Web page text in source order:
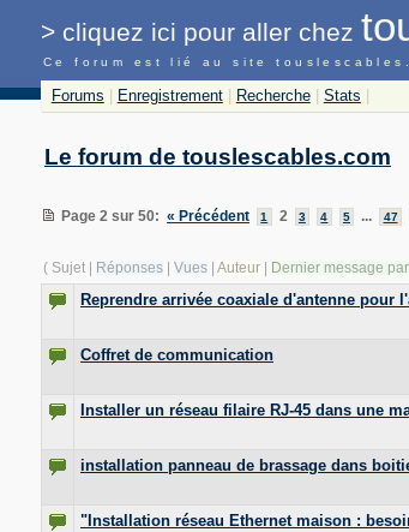
> cliquez ici pour aller chez
Ce forum est lié au site
Forums Enregistrement Recherche Stats
Le forum de touslescables.com
Page 2 sur 50: « Précédent 1 2 3 4 5 ... 47
( Sujet | Réponses Vues Auteur Dernier message par
Reprendre arrivée coaxiale d'antenne pour
Coffret de communication
Installer un réseau filaire RJ-45 dans une
installation panneau de brassage dans
"Installation réseau Ethernet maison :